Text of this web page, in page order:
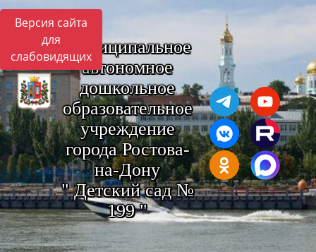
Версия сайта
для
слабовидящихМуниципальное
автономное
дошкольное
образовательное
учреждение
города Ростова-
на-Дону
" Детский сад №
199 "